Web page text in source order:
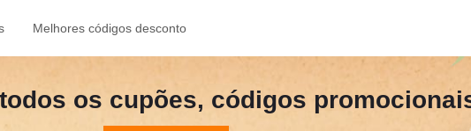
Melhores códigos desconto
os cupões, códigos